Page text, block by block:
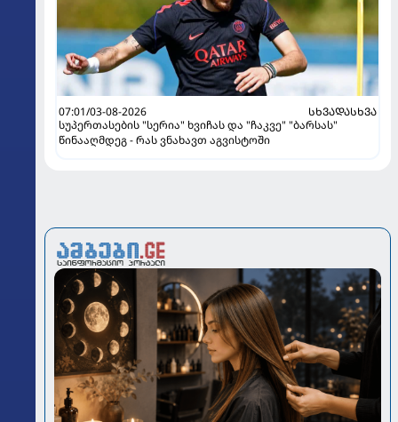
07:01/03-08-2026
ᲡᲮᲕᲐᲓᲐᲡᲮᲕᲐ
სუპერთასების "სერია" ხვიჩას და "ჩაკვე" "ბარსას"
წინააღმდეგ - რას ვნახავთ აგვისტოში